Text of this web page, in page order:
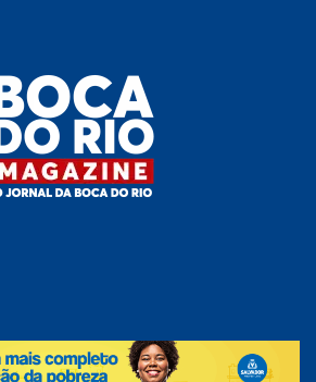
Magazine
do Rio
e